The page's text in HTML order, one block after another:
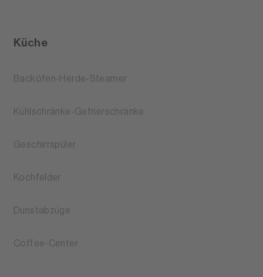
Küche
Backöfen-Herde-Steamer
Kühlschränke-Gefrierschränke
Geschirrspüler
Kochfelder
Dunstabzüge
Coffee-Center